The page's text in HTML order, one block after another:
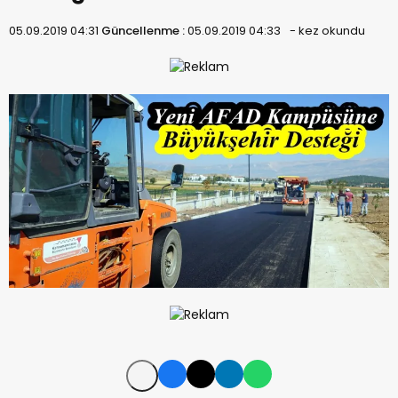
05.09.2019 04:31 Güncellenme :05.09.2019 04:33 - kez okundu